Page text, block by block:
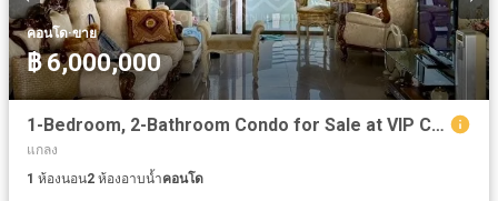
คอนโด·ขาย
฿ 6,000,000
1-Bedroom, 2-Bathroom Condo for Sale at VIP Condo Chain – Stunning Sea View
แกลง
1 ห้องนอน2 ห้องอาบน้ำคอนโด